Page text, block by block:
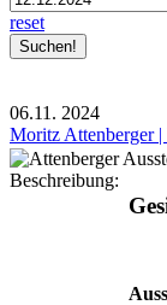
reset
06.11. 2024
Moritz Attenberger
Beschreibung: